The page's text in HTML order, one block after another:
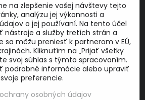
0051 9050 9782
na zlepšenie vašej návštevy tejto
analýzu jej výkonnosti a
o jej používaní. Na tento účel
nástroje a služby tretích strán a
sa môžu preniesť k partnerom v EÚ,
Kliknutím na „Prijať všetky
svoj súhlas s týmto spracovaním.
podrobné informácie alebo upraviť
svoje preferencie.
osobných údajov